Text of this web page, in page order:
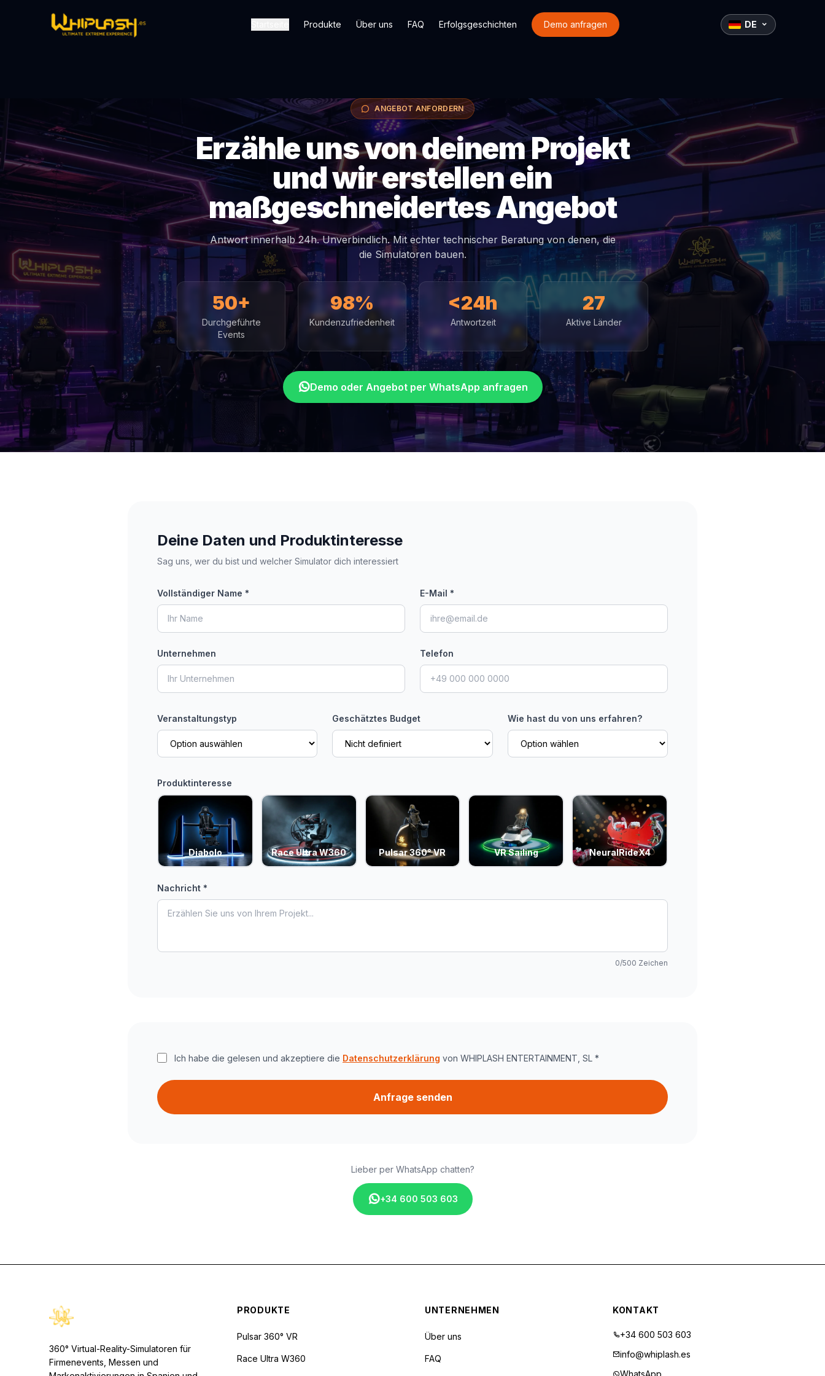
Produkte Über uns FAQ Erfolgsgeschichten Demo anfragen DE
ANGEBOT ANFORDERN
Erzähle uns von deinem Projekt
und wir erstellen ein
maßgeschneidertes Angebot
Antwort innerhalb 24h. Unverbindlich. Mit echter technischer Beratung von denen, die
die Simulatoren bauen.
50+
Durchgeführte
Events
98%
Kundenzufriedenheit
<24h
Antwortzeit
27
Aktive Länder
Demo oder Angebot per WhatsApp anfragen
Deine Daten und Produktinteresse
Sag uns, wer du bist und welcher Simulator dich interessiert
Vollständiger Name * E-Mail *
Unternehmen Telefon
Veranstaltungstyp Geschätztes Budget Wie hast du von uns erfahren?
Produktinteresse
Diabolo Race Ultra W360 Pulsar 360° VR VR Sailing NeuralRideX4
Nachricht *
0/500 Zeichen
Ich habe die gelesen und akzeptiere die Datenschutzerklärung von WHIPLASH ENTERTAINMENT, SL *
Anfrage senden
Lieber per WhatsApp chatten?
+34 600 503 603
360° Virtual-Reality-Simulatoren für
Firmenevents, Messen und
PRODUKTE
Pulsar 360° VR
Race Ultra W360
UNTERNEHMEN
Über uns
FAQ
KONTAKT
+34 600 503 603
info@whiplash.es
WhatsApp